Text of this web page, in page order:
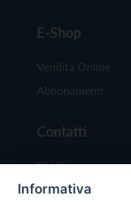
E-Shop
Vendita Online
Abbonamenti
Contatti
Chi Siamo
Redazione
Informativa